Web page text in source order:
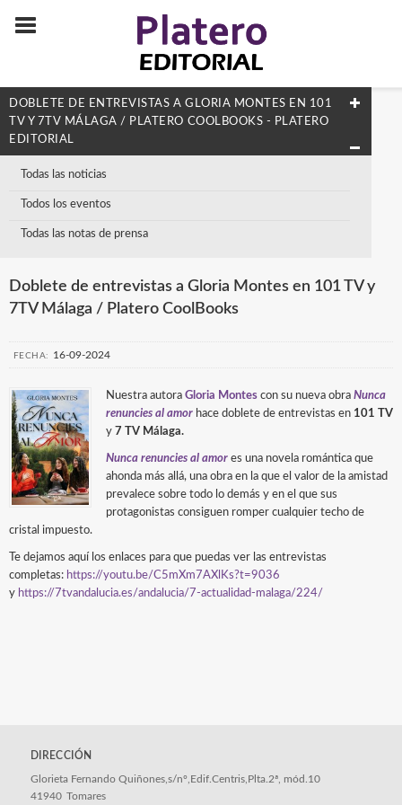
DOBLETE DE ENTREVISTAS A GLORIA MONTES EN 101
TV Y 7TV MÁLAGA / PLATERO COOLBOOKS - PLATERO
EDITORIAL
Todas las noticias
Todos los eventos
Todas las notas de prensa
Doblete de entrevistas a Gloria Montes en 101 TV y
7TV Málaga / Platero CoolBooks
FECHA: 16-09-2024
Nuestra autora Gloria Montescon su nueva obra Nunca
renuncies al amorhace doblete de entrevistas en 101 TV
y 7 TV Málaga.
Nunca renuncies al amores una novela romántica que
ahonda más allá, una obra en la que el valor de la amistad
prevalece sobre todo lo demás y en el que sus
protagonistas consiguen romper cualquier techo de
cristal impuesto.
Te dejamos aquí los enlaces para que puedas ver las entrevistas
completas: https://youtu.be/C5mXm7AXlKs?t=9036
y https://7tvandalucia.es/andalucia/7-actualidad-malaga/224/
DIRECCIÓN
Glorieta Fernando Quiñones,s/nº,Edif.Centris,Plta.2ª, mód.10
41940 Tomares